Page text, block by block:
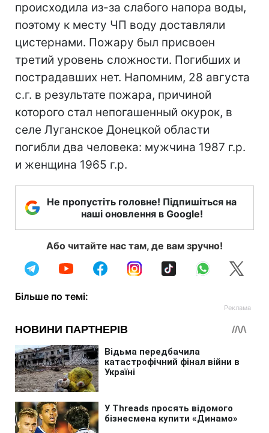
происходила из-за слабого напора воды,
поэтому к месту ЧП воду доставляли
цистернами. Пожару был присвоен
третий уровень сложности. Погибших и
пострадавших нет. Напомним, 28 августа
с.г. в результате пожара, причиной
которого стал непогашенный окурок, в
селе Луганское Донецкой области
погибли два человека: мужчина 1987 г.р.
и женщина 1965 г.р.
Не пропустіть головне! Підпишіться на
наші оновлення в Google!
Або читайте нас там, де вам зручно!
Більше по темі: